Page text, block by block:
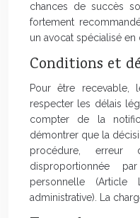
chances de succès
fortement
un avocat spécialisé
Conditions et
Pour être
respecter les délais
compter de la
démontrer que la
procédure,
disproportionnée
personnelle
administrative). La